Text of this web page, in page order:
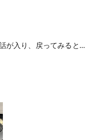
が入り、戻ってみると…